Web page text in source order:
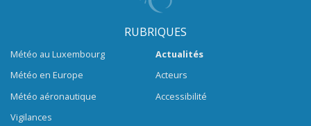
RUBRIQUES
Météo au Luxembourg
Météo en Europe
Météo aéronautique
Vigilances
Actualités
Acteurs
Accessibilité